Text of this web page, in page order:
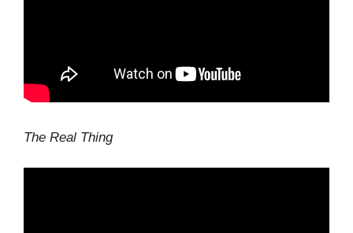
The Real Thing